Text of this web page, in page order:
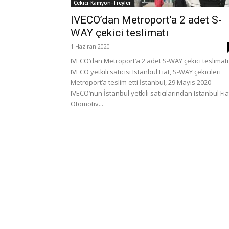
Çekici-Kamyon-Treyler
IVECO’dan Metroport’a 2 adet S-
WAY çekici teslimatı
1 Haziran 2020
IVECO’dan Metroport’a 2 adet S-WAY çekici teslimatı
IVECO yetkili satıcısı Istanbul Fiat, S-WAY çekicileri
Metroport’a teslim etti İstanbul, 29 Mayıs 2020
IVECO’nun İstanbul yetkili satıcılarından Istanbul
Otomotiv...